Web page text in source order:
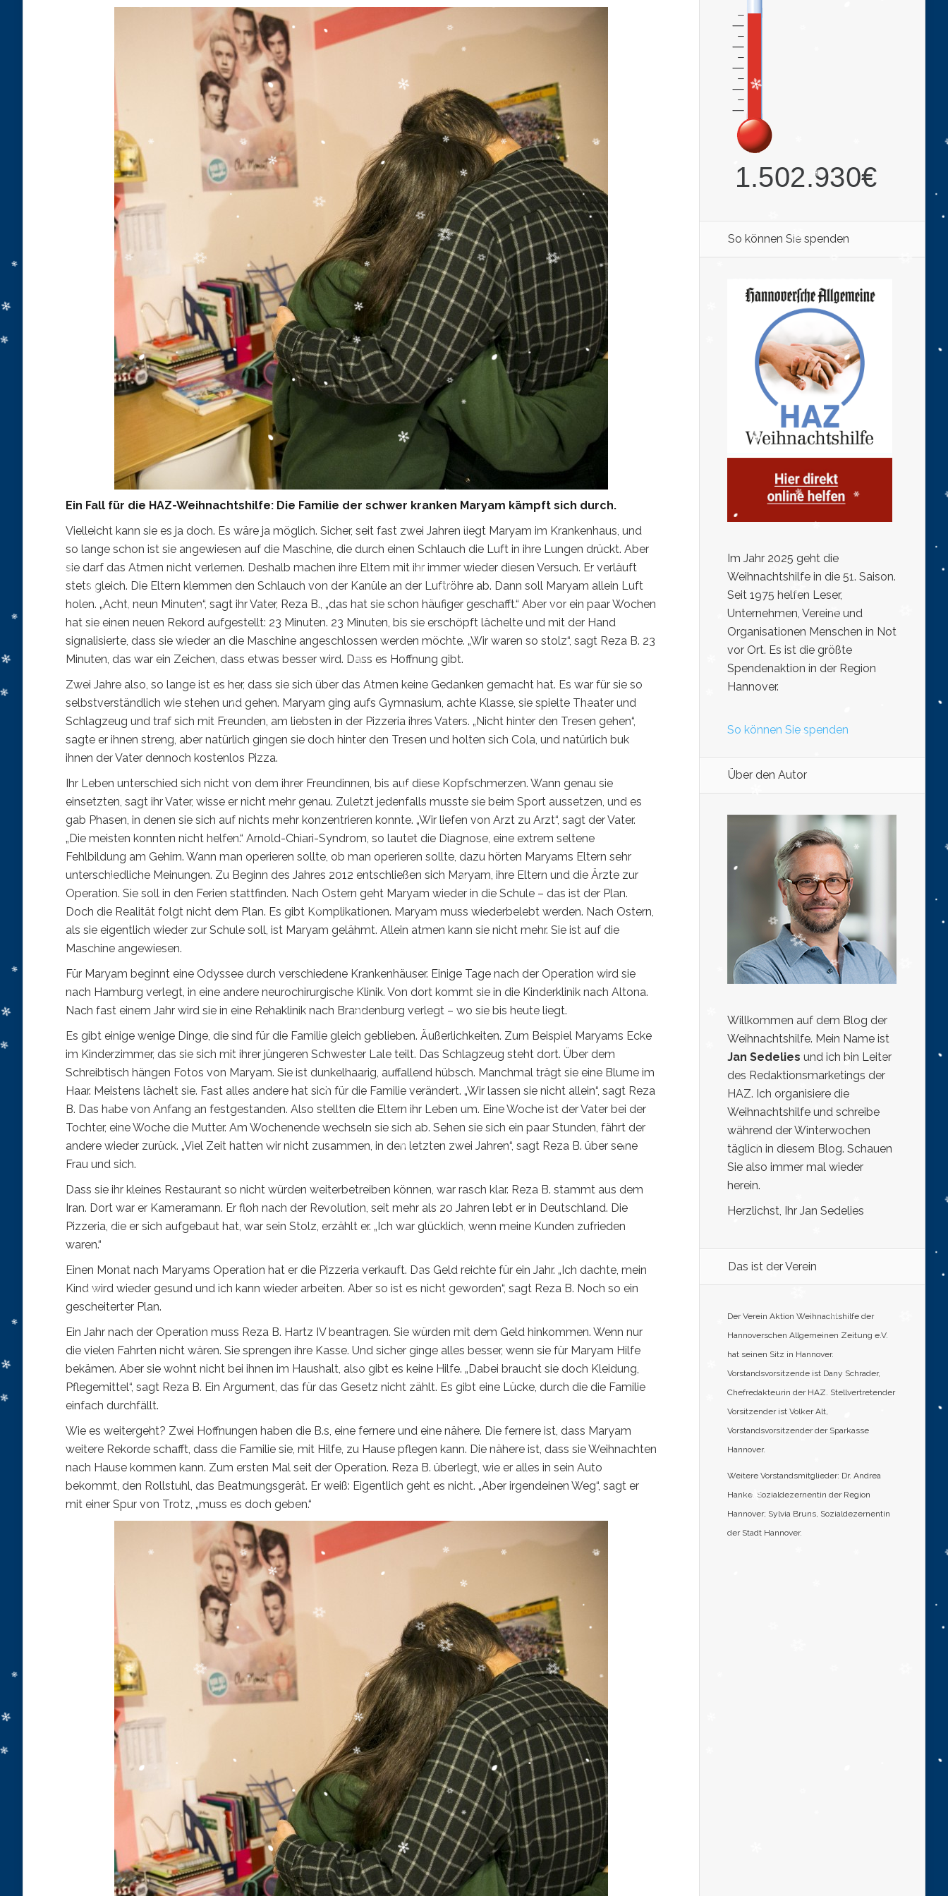
Ein Fall für die HAZ-Weihnachtshilfe: Die Familie der schwer kranken Maryam kämpft sich durch.
Vielleicht kann sie es ja doch. Es wäre ja möglich. Sicher, seit fast zwei Jahren liegt Maryam im Krankenhaus, und
so lange schon ist sie angewiesen auf die Maschine, die durch einen Schlauch die Luft in ihre Lungen drückt. Aber
sie darf das Atmen nicht verlernen. Deshalb machen ihre Eltern mit ihr immer wieder diesen Versuch. Er verläuft
stets gleich. Die Eltern klemmen den Schlauch von der Kanüle an der Luftröhre ab. Dann soll Maryam allein Luft
holen. „Acht, neun Minuten“, sagt ihr Vater, Reza B., „das hat sie schon häufiger geschafft.“ Aber vor ein paar Wochen
hat sie einen neuen Rekord aufgestellt: 23 Minuten. 23 Minuten, bis sie erschöpft lächelte und mit der Hand
signalisierte, dass sie wieder an die Maschine angeschlossen werden möchte. „Wir waren so stolz“, sagt Reza B. 23
Minuten, das war ein Zeichen, dass etwas besser wird. Dass es Hoffnung gibt.
Zwei Jahre also, so lange ist es her, dass sie sich über das Atmen keine Gedanken gemacht hat. Es war für sie so
selbstverständlich wie stehen und gehen. Maryam ging aufs Gymnasium, achte Klasse, sie spielte Theater und
Schlagzeug und traf sich mit Freunden, am liebsten in der Pizzeria ihres Vaters. „Nicht hinter den Tresen gehen“,
sagte er ihnen streng, aber natürlich gingen sie doch hinter den Tresen und holten sich Cola, und natürlich buk
ihnen der Vater dennoch kostenlos Pizza.
Ihr Leben unterschied sich nicht von dem ihrer Freundinnen, bis auf diese Kopfschmerzen. Wann genau sie
einsetzten, sagt ihr Vater, wisse er nicht mehr genau. Zuletzt jedenfalls musste sie beim Sport aussetzen, und es
gab Phasen, in denen sie sich auf nichts mehr konzentrieren konnte. „Wir liefen von Arzt zu Arzt“, sagt der Vater.
„Die meisten konnten nicht helfen.“ Arnold-Chiari-Syndrom, so lautet die Diagnose, eine extrem seltene
Fehlbildung am Gehirn. Wann man operieren sollte, ob man operieren sollte, dazu hörten Maryams Eltern sehr
unterschiedliche Meinungen. Zu Beginn des Jahres 2012 entschließen sich Maryam, ihre Eltern und die Ärzte zur
Operation. Sie soll in den Ferien stattfinden. Nach Ostern geht Maryam wieder in die Schule – das ist der Plan.
Doch die Realität folgt nicht dem Plan. Es gibt Komplikationen. Maryam muss wiederbelebt werden. Nach Ostern,
als sie eigentlich wieder zur Schule soll, ist Maryam gelähmt. Allein atmen kann sie nicht mehr. Sie ist auf die
Maschine angewiesen.
Für Maryam beginnt eine Odyssee durch verschiedene Krankenhäuser. Einige Tage nach der Operation wird sie
nach Hamburg verlegt, in eine andere neurochirurgische Klinik. Von dort kommt sie in die Kinderklinik nach Altona.
Nach fast einem Jahr wird sie in eine Rehaklinik nach Brandenburg verlegt – wo sie bis heute liegt.
Es gibt einige wenige Dinge, die sind für die Familie gleich geblieben. Äußerlichkeiten. Zum Beispiel Maryams Ecke
im Kinderzimmer, das sie sich mit ihrer jüngeren Schwester Lale teilt. Das Schlagzeug steht dort. Über dem
Schreibtisch hängen Fotos von Maryam. Sie ist dunkelhaarig, auffallend hübsch. Manchmal trägt sie eine Blume im
Haar. Meistens lächelt sie. Fast alles andere hat sich für die Familie verändert. „Wir lassen sie nicht allein“, sagt Reza
B. Das habe von Anfang an festgestanden. Also stellten die Eltern ihr Leben um. Eine Woche ist der Vater bei der
Tochter, eine Woche die Mutter. Am Wochenende wechseln sie sich ab. Sehen sie sich ein paar Stunden, fährt der
andere wieder zurück. „Viel Zeit hatten wir nicht zusammen, in den letzten zwei Jahren“, sagt Reza B. über seine
Frau und sich.
Dass sie ihr kleines Restaurant so nicht würden weiterbetreiben können, war rasch klar. Reza B. stammt aus dem
Iran. Dort war er Kameramann. Er floh nach der Revolution, seit mehr als 20 Jahren lebt er in Deutschland. Die
Pizzeria, die er sich aufgebaut hat, war sein Stolz, erzählt er. „Ich war glücklich, wenn meine Kunden zufrieden
waren.“
Einen Monat nach Maryams Operation hat er die Pizzeria verkauft. Das Geld reichte für ein Jahr. „Ich dachte, mein
Kind wird wieder gesund und ich kann wieder arbeiten. Aber so ist es nicht geworden“, sagt Reza B. Noch so ein
gescheiterter Plan.
Ein Jahr nach der Operation muss Reza B. Hartz IV beantragen. Sie würden mit dem Geld hinkommen. Wenn nur
die vielen Fahrten nicht wären. Sie sprengen ihre Kasse. Und sicher ginge alles besser, wenn sie für Maryam Hilfe
bekämen. Aber sie wohnt nicht bei ihnen im Haushalt, also gibt es keine Hilfe. „Dabei braucht sie doch Kleidung,
Pflegemittel“, sagt Reza B. Ein Argument, das für das Gesetz nicht zählt. Es gibt eine Lücke, durch die die Familie
einfach durchfällt.
Wie es weitergeht? Zwei Hoffnungen haben die B.s, eine fernere und eine nähere. Die fernere ist, dass Maryam
weitere Rekorde schafft, dass die Familie sie, mit Hilfe, zu Hause pflegen kann. Die nähere ist, dass sie Weihnachten
nach Hause kommen kann. Zum ersten Mal seit der Operation. Reza B. überlegt, wie er alles in sein Auto
bekommt, den Rollstuhl, das Beatmungsgerät. Er weiß: Eigentlich geht es nicht. „Aber irgendeinen Weg“, sagt er
mit einer Spur von Trotz, „muss es doch geben.“
So können Sie spenden
Im Jahr 2025 geht die
Weihnachtshilfe in die 51. Saison.
Seit 1975 helfen Leser,
Unternehmen, Vereine und
Organisationen Menschen in Not
vor Ort. Es ist die größte
Spendenaktion in der Region
Hannover.
So können Sie spenden
Über den Autor
Willkommen auf dem Blog der
Weihnachtshilfe. Mein Name ist
Jan Sedelies und ich bin Leiter
des Redaktionsmarketings der
HAZ. Ich organisiere die
Weihnachtshilfe und schreibe
während der Winterwochen
täglich in diesem Blog. Schauen
Sie also immer mal wieder
herein.
Herzlichst, Ihr Jan Sedelies
Das ist der Verein
Der Verein Aktion Weihnachtshilfe der
Hannoverschen Allgemeinen Zeitung e.V.
hat seinen Sitz in Hannover.
Vorstandsvorsitzende ist Dany Schrader,
Chefredakteurin der HAZ. Stellvertretender
Vorsitzender ist Volker Alt,
Vorstandsvorsitzender der Sparkasse
Hannover.
Weitere Vorstandsmitglieder: Dr. Andrea
Hanke, Sozialdezernentin der Region
Hannover; Sylvia Bruns, Sozialdezernentin
der Stadt Hannover.